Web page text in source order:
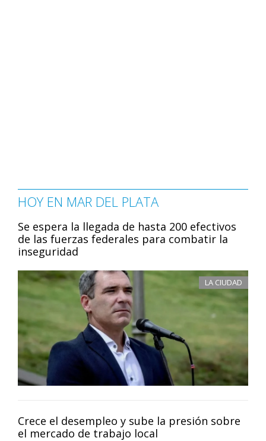
HOY EN MAR DEL PLATA
Se espera la llegada de hasta 200 efectivos
de las fuerzas federales para combatir la
inseguridad
LA CIUDAD
Crece el desempleo y sube la presión sobre
el mercado de trabajo local